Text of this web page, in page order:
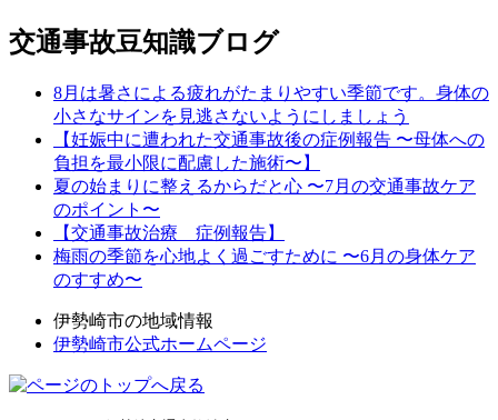
交通事故豆知識ブログ
8月は暑さによる疲れがたまりやすい季節です。身体の
小さなサインを見逃さないようにしましょう
【妊娠中に遭われた交通事故後の症例報告 〜母体への
負担を最小限に配慮した施術〜】
夏の始まりに整えるからだと心 〜7月の交通事故ケア
のポイント〜
【交通事故治療 症例報告】
梅雨の季節を心地よく過ごすために 〜6月の身体ケア
のすすめ〜
伊勢崎市の地域情報
伊勢崎市公式ホームページ